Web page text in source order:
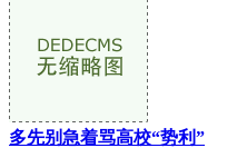
多先别急着骂高校“势利”